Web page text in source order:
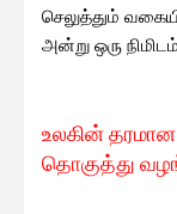
செலுத்தும்
அன்று ஒரு
உலகின்
தொகுத்து